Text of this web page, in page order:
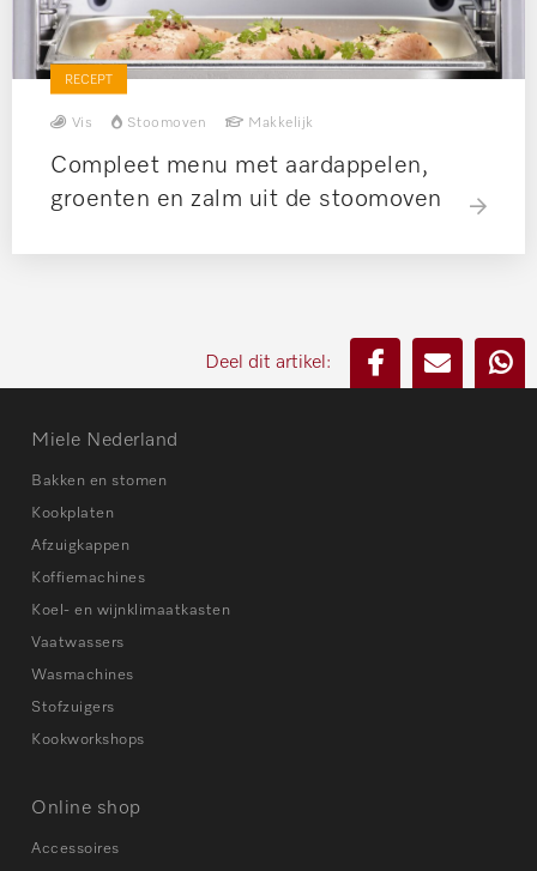
RECEPT
Vis Stoomoven Makkelijk
Compleet menu met aardappelen,
groenten en zalm uit de stoomoven
Deel dit artikel:
Miele Nederland
Bakken en stomen
Kookplaten
Afzuigkappen
Koffiemachines
Koel- en wijnklimaatkasten
Vaatwassers
Wasmachines
Stofzuigers
Kookworkshops
Online shop
Accessoires